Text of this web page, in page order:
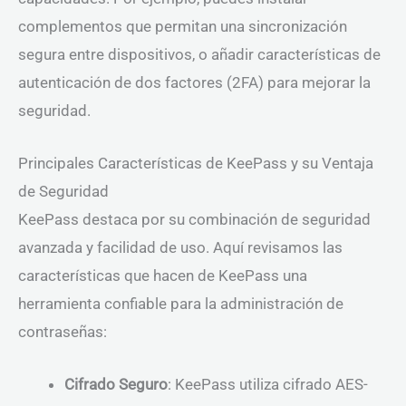
complementos que permitan una sincronización
segura entre dispositivos, o añadir características de
autenticación de dos factores (2FA) para mejorar la
seguridad.
Principales Características de KeePass y su Ventaja
de Seguridad
KeePass destaca por su combinación de seguridad
avanzada y facilidad de uso. Aquí revisamos las
características que hacen de KeePass una
herramienta confiable para la administración de
contraseñas:
Cifrado Seguro: KeePass utiliza cifrado AES-